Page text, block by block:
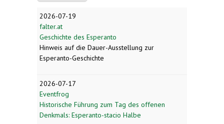
2026-07-19
falter.at
Geschichte des Esperanto
Hinweis auf die Dauer-Ausstellung zur
Esperanto-Geschichte
2026-07-17
Eventfrog
Historische Führung zum Tag des offenen
Denkmals: Esperanto-stacio Halbe